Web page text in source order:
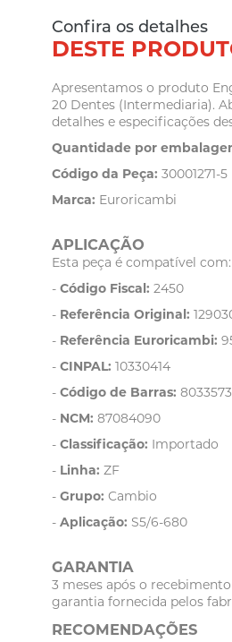
Confira os detalhes
DESTE
Apresentamos o produto
20 Dentes (Intermediaria).
detalhes e especificações
Quantidade por
Código da Peça: 30001271-5
Marca: Euroricambi
APLICAÇÃO
Esta peça é compatível com:
-Código Fiscal: 2450
- Referência Original:
- Referência Euroricambi:
-CINPAL: 10330414
-Código de Barras:
- NCM: 87084090
-Classificação: Importado
- Linha: ZF
-Grupo: Cambio
-Aplicação: S5/6-680
GARANTIA
3 meses após o
garantia fornecida pelos
RECOMENDAÇÕES